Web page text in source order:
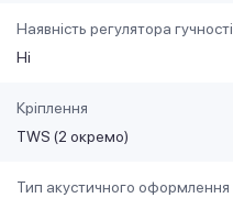
Наявність регулятора гучності
Ні
Кріплення
TWS (2 окремо)
Тип акустичного оформлення